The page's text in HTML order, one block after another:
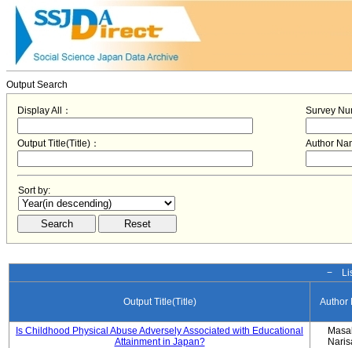
Output Search
Display All： Survey
Output Title(Title)： Author
Sort by:
−
Output Title(Title) Author
Is Childhood Physical Abuse Adversely Associated with Educational
Attainment in Japan?